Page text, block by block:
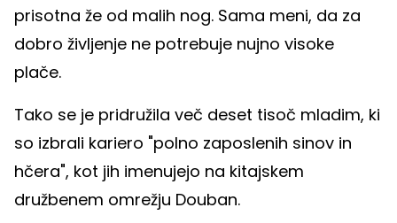
prisotna že od malih nog. Sama meni, da za
dobro življenje ne potrebuje nujno visoke
plače.
Tako se je pridružila več deset tisoč mladim, ki
so izbrali kariero "polno zaposlenih sinov in
hčera", kot jih imenujejo na kitajskem
družbenem omrežju Douban.